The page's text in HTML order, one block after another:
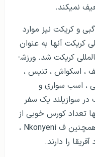
نمی­کند.
و کریکت نیز موارد
در سال ۲۰۰۷ ، تیم ملی کریکت آنها به عنوان
یک عضو وابسته بخشی از شورای بین­المللی کریکت شد. ورزش­
، اسکواش ، تنیس ،
، اسب سواری و
سوازیلند یک سفر
تعداد کورس خوبی از
جمله کلوپ گلف رویال سوزی اسپا و همچنین ف Nkonyeni ،
را دارند.